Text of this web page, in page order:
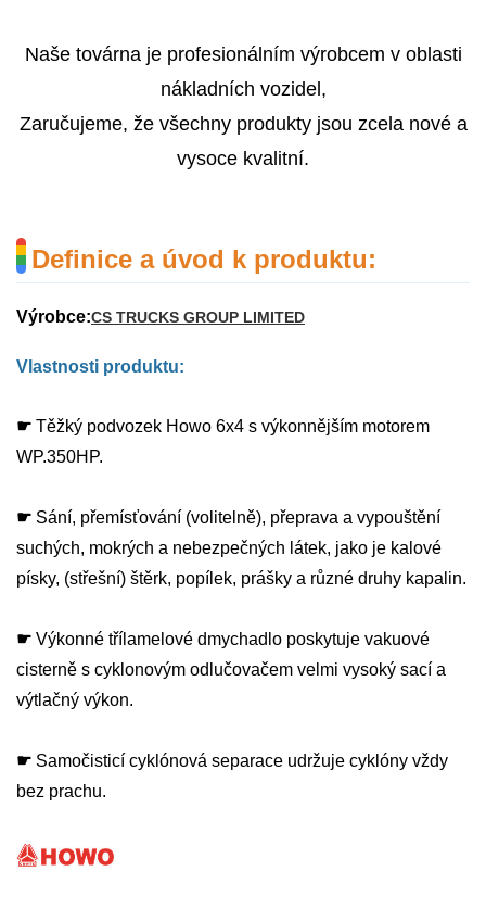
Naše továrna je profesionálním výrobcem v oblasti
nákladních vozidel,
Zaručujeme, že všechny produkty jsou zcela nové a
vysoce kvalitní.
Definice a úvod k produktu:
Výrobce:CS TRUCKS GROUP LIMITED
Vlastnosti produktu:
☛ Těžký podvozek Howo 6x4 s výkonnějším motorem
WP.350HP.
☛ Sání, přemísťování (volitelně), přeprava a vypouštění
suchých, mokrých a nebezpečných látek, jako je kalové
písky, (střešní) štěrk, popílek, prášky a různé druhy kapalin.
☛ Výkonné třílamelové dmychadlo poskytuje vakuové
cisterně s cyklonovým odlučovačem velmi vysoký sací a
výtlačný výkon.
☛ Samočisticí cyklónová separace udržuje cyklóny vždy
bez prachu.